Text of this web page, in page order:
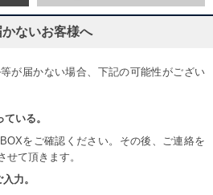
ないお客様へ
が届かない場合、下記の可能性がござい
いる。
をご確認ください。その後、ご連絡を
て頂きます。
力。